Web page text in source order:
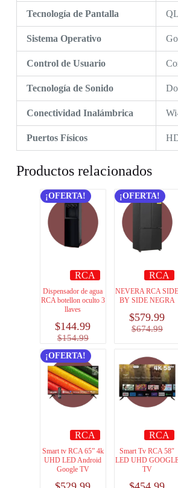
Tecnología de Pantalla
Sistema Operativo
Control de Usuario
Tecnología de Sonido
Conectividad Inalámbrica
Puertos Físicos
Productos relacionados
¡OFERTA!
RCA
Dispensador de agua
RCA botellon oculto 3
llaves
$154.99
$144.99
¡OFERTA!
RCA
NEVERA RCA SIDE
BY SIDE NEGRA
$674.99
$579.99
¡OFERTA!
RCA
Smart tv RCA 65” 4k
UHD LED Android
Google TV
RCA
Smart Tv RCA 58″
LED UHD
TV